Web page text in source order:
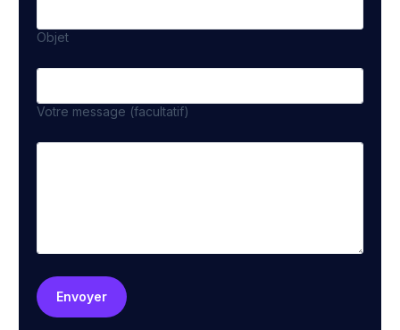
Objet
Votre message (facultatif)